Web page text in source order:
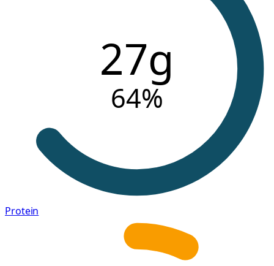
27g
64%
Protein